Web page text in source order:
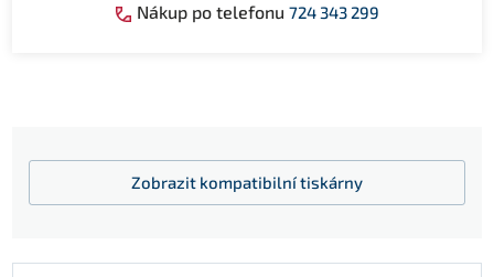
Nákup po telefonu 724 343 299
Zobrazit kompatibilní tiskárny